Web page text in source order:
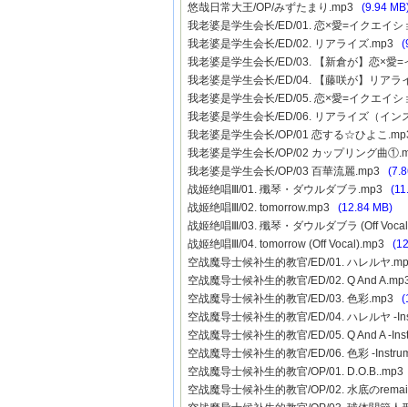
悠哉日常大王/OP/みずたまり.mp3 (9.94
我老婆是学生会长/ED/01. 恋×愛=イクエイ
我老婆是学生会长/ED/02. リアライズ.mp3
我老婆是学生会长/ED/03. 【新倉が】恋×愛
我老婆是学生会长/ED/04. 【藤咲が】リア
我老婆是学生会长/ED/05. 恋×愛=イクエイ
我老婆是学生会长/ED/06. リアライズ（イ
我老婆是学生会长/OP/01 恋する☆ひよこ
我老婆是学生会长/OP/02 カップリング曲
我老婆是学生会长/OP/03 百華流麗.mp3
战姬绝唱Ⅲ/01. 殲琴・ダウルダブラ.mp3
战姬绝唱Ⅲ/02. tomorrow.mp3 (12.84 MB)
战姬绝唱Ⅲ/03. 殲琴・ダウルダブラ (Off
战姬绝唱Ⅲ/04. tomorrow (Off Vocal).mp3
空战魔导士候补生的教官/ED/01. ハレルヤ
空战魔导士候补生的教官/ED/02. Q And
空战魔导士候补生的教官/ED/03. 色彩.mp3
空战魔导士候补生的教官/ED/04. ハレルヤ
空战魔导士候补生的教官/ED/05. Q And A -
空战魔导士候补生的教官/ED/06. 色彩 -
空战魔导士候补生的教官/OP/01.
空战魔导士候补生的教官/OP/02. 水底の